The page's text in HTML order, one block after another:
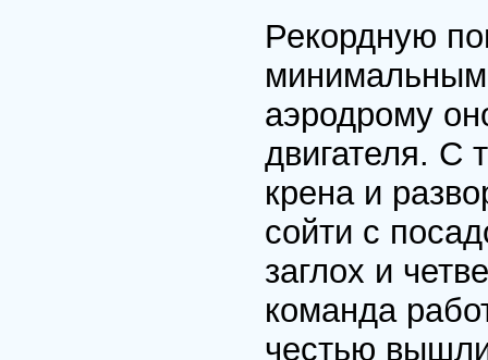
Рекордную
минимальным
аэродрому
двигателя. С
крена и
сойти с
заглох и
команда
честью